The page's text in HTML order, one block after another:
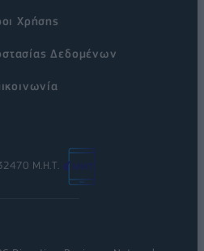
Χρήσης
Δεδομένων
Μ.Η.Τ.